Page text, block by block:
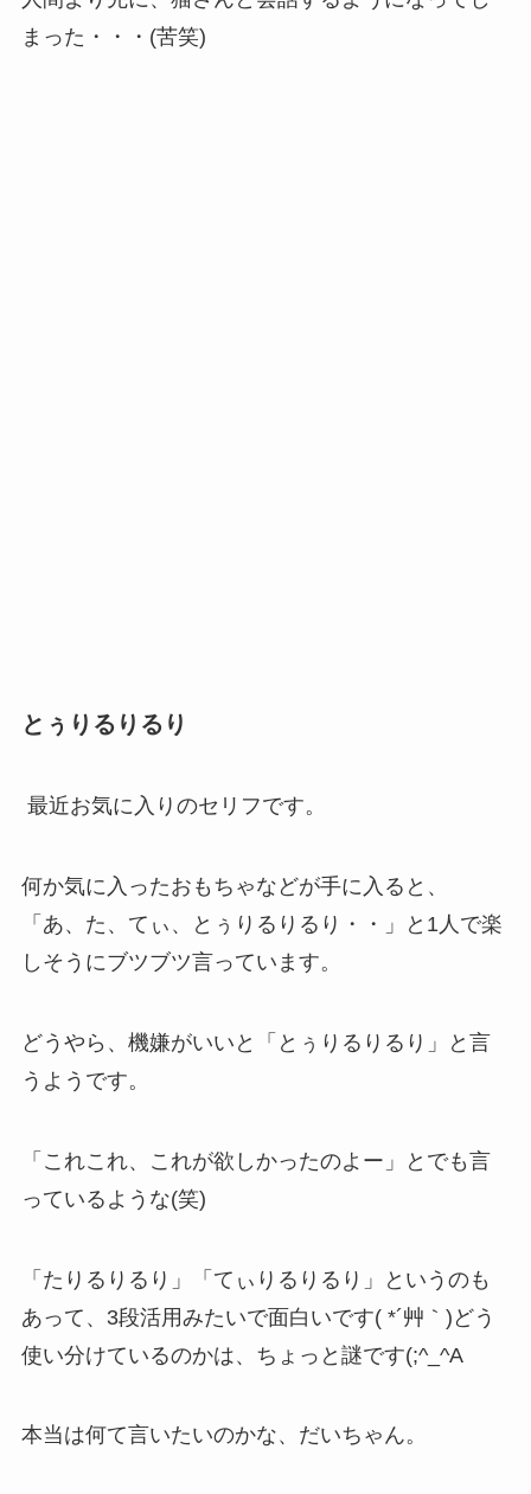
まった・・・(苦笑)
とぅりるりるり
最近お気に入りのセリフです。
何か気に入ったおもちゃなどが手に入ると、
「あ、た、てぃ、とぅりるりるり・・」と1人で楽
しそうにブツブツ言っています。
どうやら、機嫌がいいと「とぅりるりるり」と言
うようです。
「これこれ、これが欲しかったのよー」とでも言
っているような(笑)
「たりるりるり」「てぃりるりるり」というのも
あって、3段活用みたいで面白いです( *´艸｀)どう
使い分けているのかは、ちょっと謎です(;^_^A
本当は何て言いたいのかな、だいちゃん。